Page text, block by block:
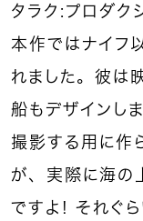
タラク：プロダ
本作ではナイフ
れました。彼は
船もデザインし
撮影する用に作
が、実際に海の
ですよ！ それぐ